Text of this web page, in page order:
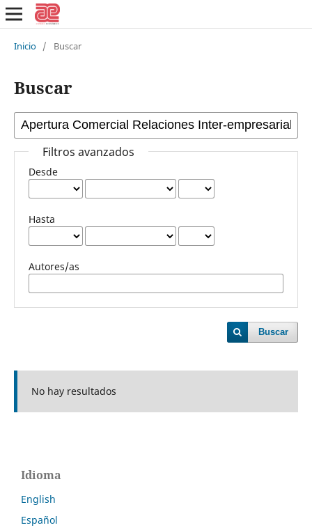
Inicio / Buscar
Buscar
Filtros avanzados
Desde
Hasta
Autores/as
Buscar
No hay resultados
Idioma
English
Español